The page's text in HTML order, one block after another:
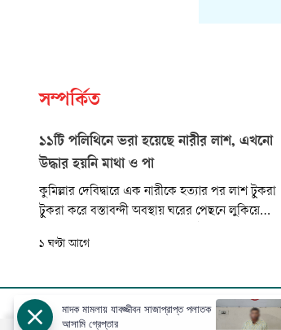
সম্পর্কিত
১১টি পলিথিনে ভরা হয়েছে নারীর লাশ, এখনো
উদ্ধার হয়নি মাথা ও পা
কুমিল্লার দেবিদ্বারে এক নারীকে হত‍্যার পর লাশ টুকরা
টুকরা করে বস্তাবন্দী অবস্থায় ঘরের পেছনে লুকিয়ে
সন্দেহে ভাড়াটে লাইলী বেগমকে স্থানীয়রা আটক করে
১ ঘণ্টা আগে
আজকের পত্রিকা বিজ্ঞাপন সার্কুলেশন
মাদক মামলায় যাবজ্জীবন সাজাপ্রাপ্ত পলাতক
আসামি গ্রেপ্তার